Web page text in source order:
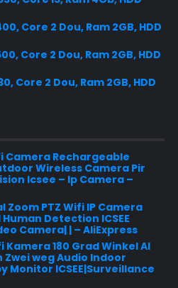
Core 2 Dou, Ram 2GB, HDD
Core 2 Dou, Ram 2GB, HDD
Core 2 Dou, Ram 2GB, HDD
Camera Rechargeable
Wireless Camera Pir
Icsee – Ip Camera –
Zoom PTZ Wifi IP Camera
Detection ICSEE
Camera| | – AliExpress
Kamera 180 Grad Winkel AI
weg Audio Indoor
Monitor ICSEE|Surveillance